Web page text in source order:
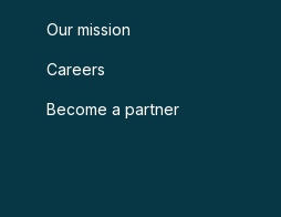
Our mission
Careers
Become a partner